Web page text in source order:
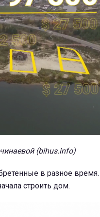
(bihus.info)
в разное
строить дом.